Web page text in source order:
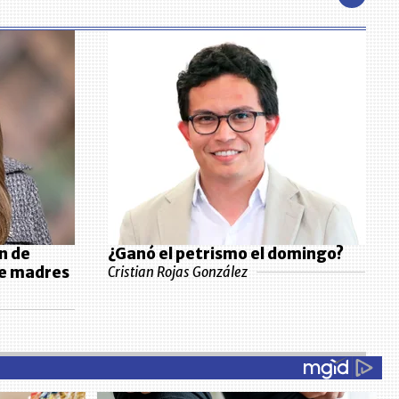
de
madres
¿Ganó el petrismo el domingo?
Cristian Rojas González